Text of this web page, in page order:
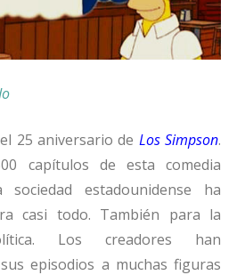
25 aniversario de Los Simpson.
capítulos de esta comedia
estadounidense ha
casi todo. También para la
Los creadores han
episodios a muchas figuras